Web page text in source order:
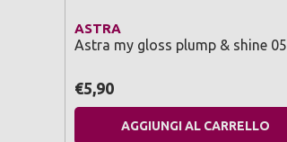
ASTRA
Astra my gloss plump & shine 05
€5,90
AGGIUNGI AL CARRELLO